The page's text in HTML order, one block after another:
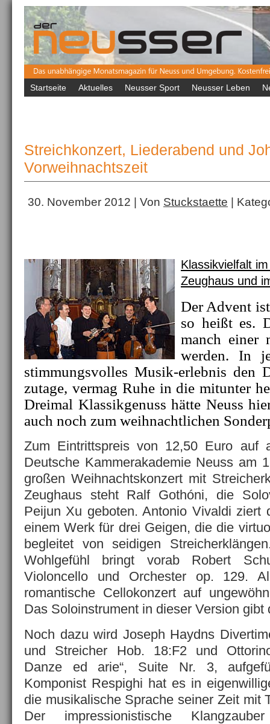
Startseite Aktuelles Neusser Sport Neusser Leben
Streichkonzert, Liederabend und
Vorweihnachtszeit
30. November 2012 | Von Stuckstaette |
Klassikvielfalt
Zeughaus und
Der Advent
so heißt es.
manch einer
werden. In
stimmungsvolles Musik-erlebnis den
zutage, vermag Ruhe in die mitunter
Dreimal Klassikgenuss hätte Neuss
auch noch zum weihnachtlichen
Zum Eintrittspreis von 12,50 Euro auf
Deutsche Kammerakademie Neuss am
großen Weihnachtskonzert mit
Zeughaus steht Ralf Gothóni, die
Peijun Xu geboten. Antonio Vivaldi ziert
einem Werk für drei Geigen, die die
begleitet von seidigen
Wohlgefühl bringt vorab Robert
Violoncello und Orchester op. 129.
romantische Cellokonzert auf
Das Soloinstrument in dieser Version gibt
Noch dazu wird Joseph Haydns
und Streicher Hob. 18:F2 und
Danze ed arie“, Suite Nr. 3,
Komponist Respighi hat es in
die musikalische Sprache seiner Zeit mit
Der impressionistische